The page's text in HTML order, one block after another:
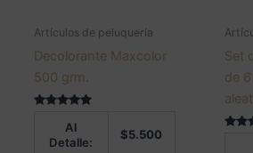
Artículos de peluquería
Decolorante Maxcolor
500 grm.
de 5
Al
Detalle:
$5.500
Set
de